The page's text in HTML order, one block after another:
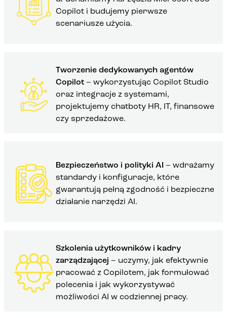
Copilot i budujemy pierwsze
scenariusze użycia.
Tworzenie dedykowanych agentów
Copilot – wykorzystując Copilot Studio
oraz integracje z systemami,
projektujemy chatboty HR, IT, finansowe
czy sprzedażowe.
Bezpieczeństwo i polityki AI – wdrażamy
standardy i konfiguracje, które
gwarantują pełną zgodność i bezpieczne
działanie narzędzi AI.
Szkolenia użytkowników i kadry
zarządzającej – uczymy, jak efektywnie
pracować z Copilotem, jak formułować
polecenia i jak wykorzystywać
możliwości AI w codziennej pracy.